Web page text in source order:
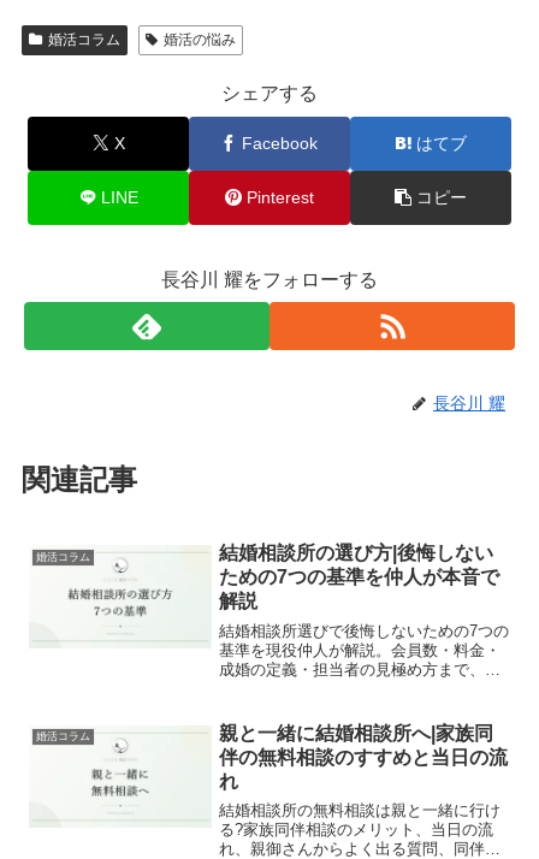
婚活コラム 婚活の悩み
シェアする
X Facebook はてブ
LINE Pinterest コピー
長谷川 耀をフォローする
長谷川 耀
関連記事
婚活コラム
結婚相談所の選び方|後悔しない
ための7つの基準を仲人が本音で
解説
結婚相談所選びで後悔しないための7つの
基準を現役仲人が解説。会員数・料金・
成婚の定義・担当者の見極め方まで、無
婚活コラム
親と一緒に結婚相談所へ|家族同
伴の無料相談のすすめと当日の流
れ
結婚相談所の無料相談は親と一緒に行け
る?家族同伴相談のメリット、当日の流
れ、親御さんからよく出る質問、同伴が